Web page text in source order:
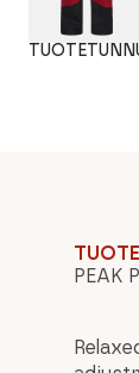
PEAK